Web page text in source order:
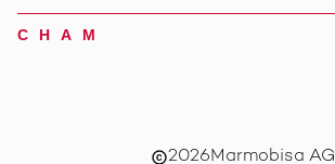
CHAM
copyright2026Marmobisa AG